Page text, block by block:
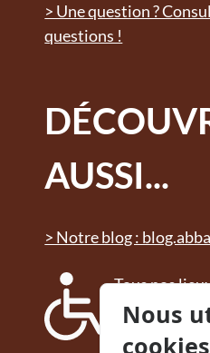
> Une question ?
questions !
AUSSI...
> Notre blog :
Tous nos
aux
réduite. Des
Nous
cookies